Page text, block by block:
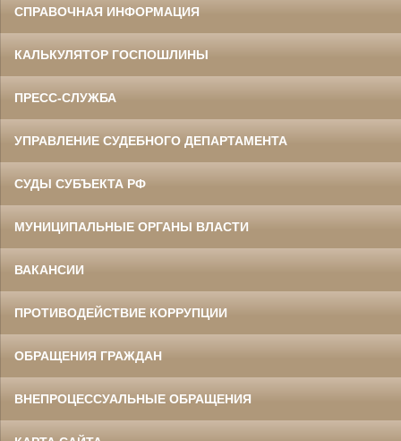
СПРАВОЧНАЯ ИНФОРМАЦИЯ
КАЛЬКУЛЯТОР ГОСПОШЛИНЫ
ПРЕСС-СЛУЖБА
УПРАВЛЕНИЕ СУДЕБНОГО ДЕПАРТАМЕНТА
СУДЫ СУБЪЕКТА РФ
МУНИЦИПАЛЬНЫЕ ОРГАНЫ ВЛАСТИ
ВАКАНСИИ
ПРОТИВОДЕЙСТВИЕ КОРРУПЦИИ
ОБРАЩЕНИЯ ГРАЖДАН
ВНЕПРОЦЕССУАЛЬНЫЕ ОБРАЩЕНИЯ